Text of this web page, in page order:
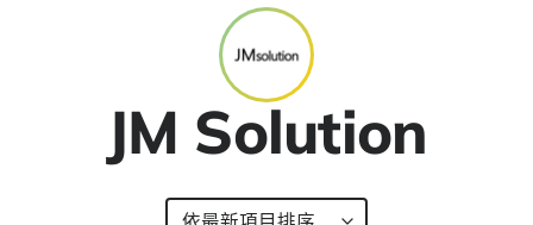
JM Solution